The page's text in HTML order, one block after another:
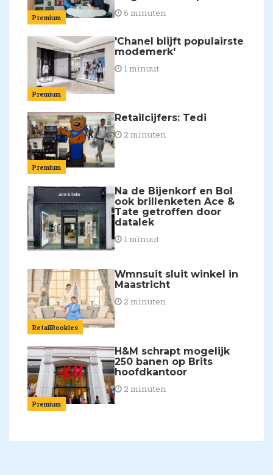
Premium 6 minuten
Premium
'Chanel blijft populairste
modemerk'
1 minuut
Premium
Retailcijfers: Tedi
2 minuten
Na de Bijenkorf en Bol
ook brillenketen Ace &
Tate getroffen door
datalek
1 minuut
RetailRookies
Wmnsuit sluit winkel in
Maastricht
2 minuten
Premium
H&M schrapt mogelijk
250 banen op Brits
hoofdkantoor
2 minuten